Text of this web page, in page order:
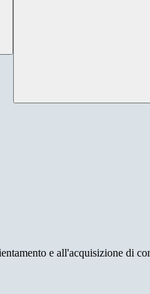
e all'acquisizione di